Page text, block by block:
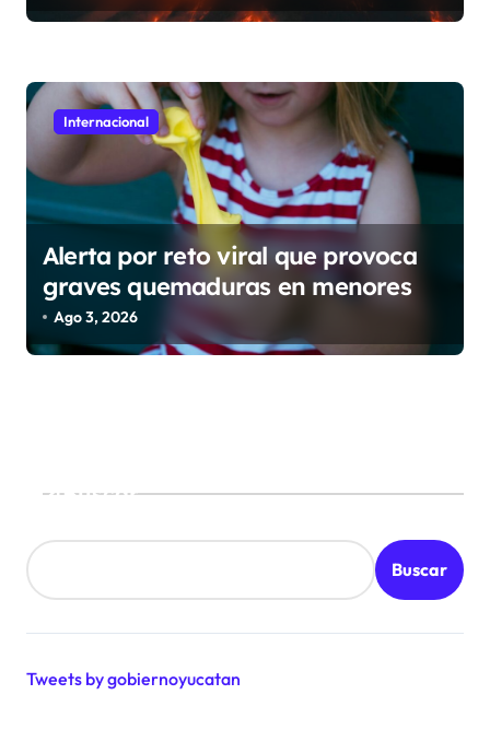
Internacional
Alerta por reto viral que provoca
graves quemaduras en menores
Ago 3, 2026
Buscar
Buscar
Tweets by gobiernoyucatan